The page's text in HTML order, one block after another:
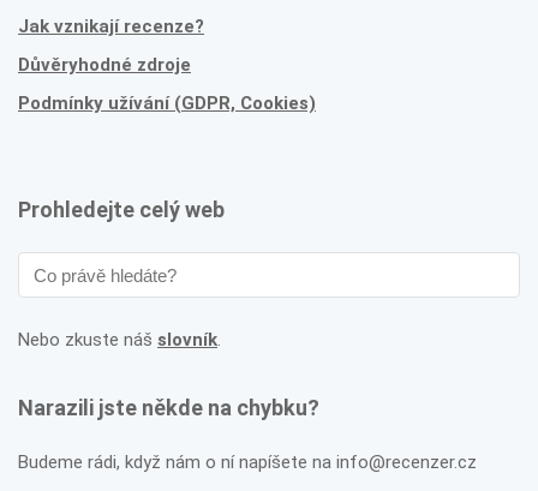
Jak vznikají recenze?
Důvěryhodné zdroje
Podmínky užívání (GDPR, Cookies)
Prohledejte celý web
Nebo zkuste náš slovník.
Narazili jste někde na chybku?
Budeme rádi, když nám o ní napíšete na info@recenzer.cz